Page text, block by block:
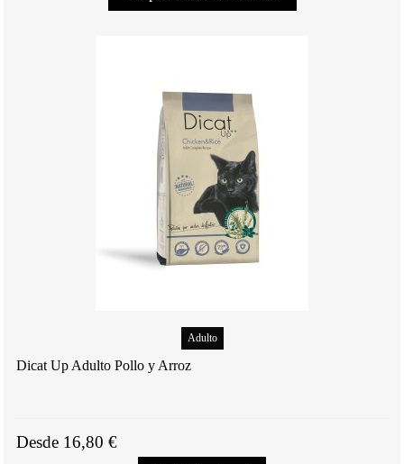
Adulto
Dicat Up Adulto Pollo y Arroz
Desde 16,80 €